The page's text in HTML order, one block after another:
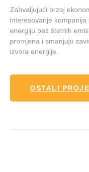
Zahvaljujući brzoj
interesovanje
energiju bez štetnih
promjena i smanjuju
izvora energije.
OSTALI